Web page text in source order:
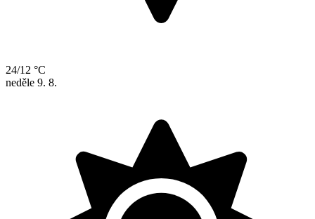
24/12 °C
neděle 9. 8.